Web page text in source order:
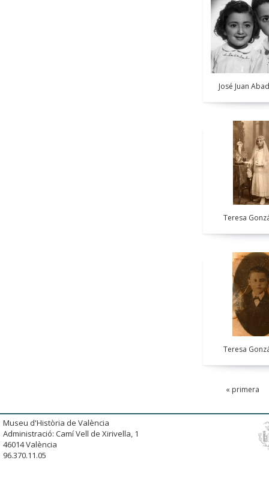
José Juan
Teresa
Teresa
« primera
Museu d'Història de València
Administració: Camí Vell de Xirivella, 1
46014 València
96.370.11.05